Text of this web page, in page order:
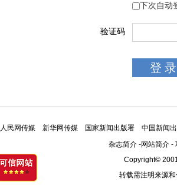
下次自动
验证码
人民网传媒 新华网传媒 国家新闻出版署
中国新闻
杂志简介 -网站简介 -
Copyright©
转载需注明来源